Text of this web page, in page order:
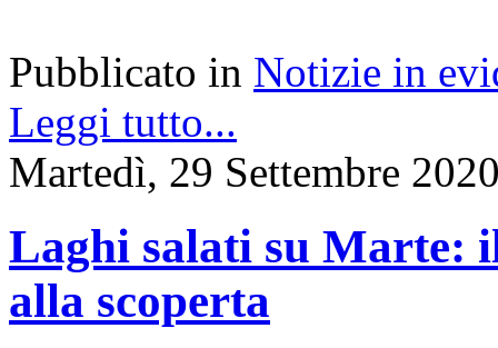
Pubblicato in Notizie in
Leggi tutto...
Martedì, 29 Settembre
Laghi salati su Marte:
alla scoperta